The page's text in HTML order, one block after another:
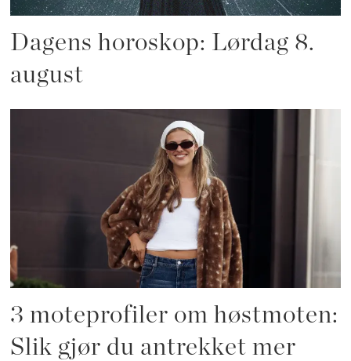
Dagens horoskop: Lørdag 8.
august
3 moteprofiler om høstmoten:
Slik gjør du antrekket mer